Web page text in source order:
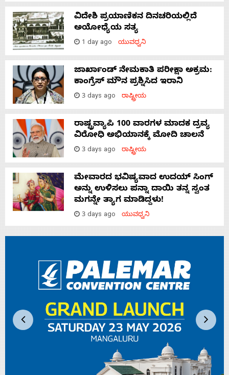
ವಿದೇಶಿ ಪ್ರಯಾಣಿಕನ ದಿನಚರಿಯಲ್ಲಿದೆ
ಅಯೋಧ್ಯೆಯ ಸತ್ಯ
1 day ago ಯುವಧ್ವನಿ
ಜಾರ್ಖಾಂಡ್‌ ನೇಮಕಾತಿ ಪರೀಕ್ಷಾ ಅಕ್ರಮ:
ಕಾಂಗ್ರೆಸ್‌ ಮೌನ ಪ್ರಶ್ನಿಸಿದ ಇರಾನಿ
3 days ago ರಾಷ್ಟ್ರೀಯ
ರಾಷ್ಟ್ರವ್ಯಾಪಿ 100 ವಾರಗಳ ಮಾದಕ ದ್ರವ್ಯ
ವಿರೋಧಿ ಅಭಿಯಾನಕ್ಕೆ ಮೋದಿ ಚಾಲನೆ
3 days ago ರಾಷ್ಟ್ರೀಯ
ಮೇವಾರದ ಭವಿಷ್ಯವಾದ ಉದಯ್ ಸಿಂಗ್
ಅನ್ನು ಉಳಿಸಲು ಪನ್ನಾ ದಾಯಿ ತನ್ನ ಸ್ವಂತ
ಮಗನ್ನೇ ತ್ಯಾಗ ಮಾಡಿದ್ದಳು!
3 days ago ಯುವಧ್ವನಿ